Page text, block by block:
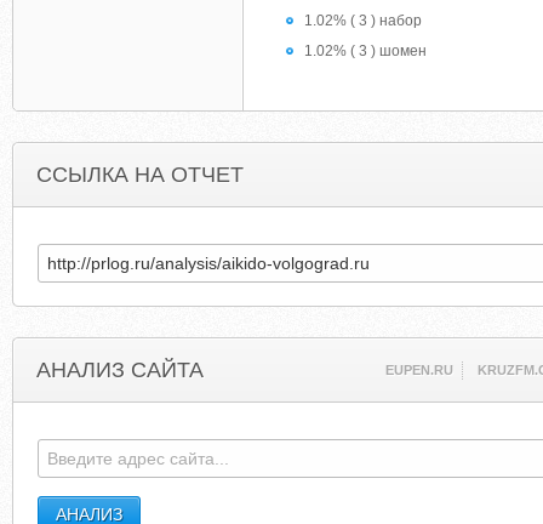
1.02% ( 3 ) набор
1.02% ( 3 ) шомен
ССЫЛКА НА ОТЧЕТ
АНАЛИЗ САЙТА EUPEN.RU